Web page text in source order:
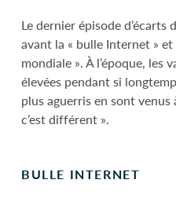
Le dernier épisode
avant la « bulle Internet »
mondiale ». À l’époque, les
élevées pendant si
plus aguerris en sont
c’est différent ».
BULLE INTERNET